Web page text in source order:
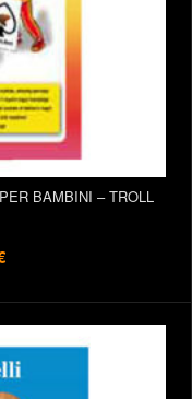
BAMBINI – TROLL